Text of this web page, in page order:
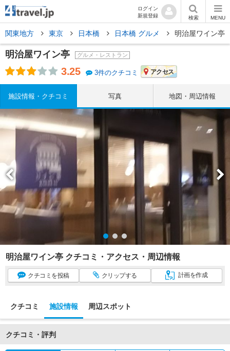
ログイン
新規登録
検索 MENU
関東地方 東京 日本橋 日本橋 グルメ 明治屋ワイン亭
明治屋ワイン亭 グルメ・レストラン
3.25 3件のクチコミ アクセス
施設情報・クチコミ 写真 地図・周辺情報
明治屋ワイン亭 クチコミ・アクセス・周辺情報
クチコミ を投稿 クリップする 計画を作成
クチコミ 施設情報 周辺スポット
クチコミ・評判